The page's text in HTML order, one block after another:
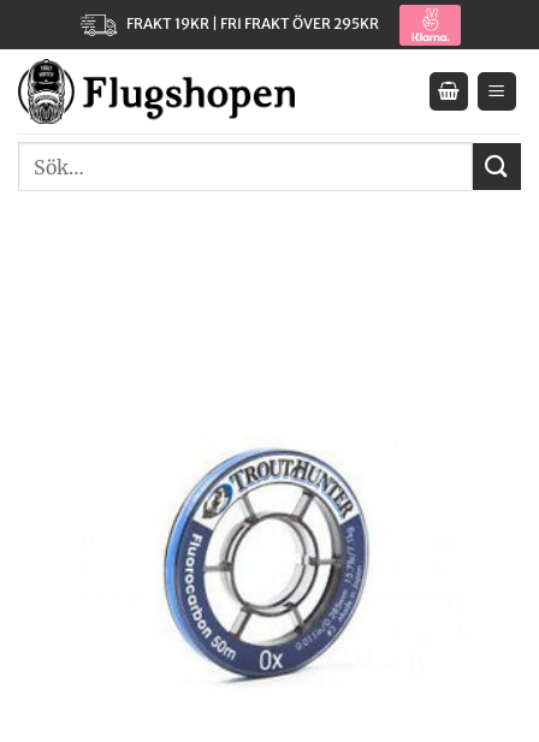
to
content
FRAKT 19KR | FRI FRAKT ÖVER 295KR